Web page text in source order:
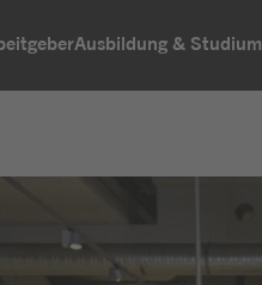
Ausbildung & Studium